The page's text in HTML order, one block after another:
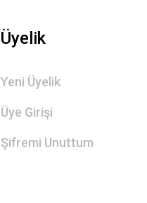
Üyelik
Yeni Üyelik
Üye Girişi
Şifremi Unuttum